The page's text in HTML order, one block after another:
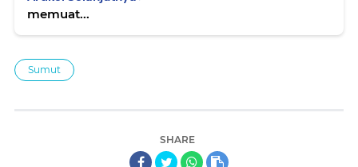
memuat...
Sumut
SHARE